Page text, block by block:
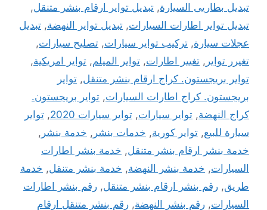
تبديل بطاريى السيارة, تبديل تواير ارقام بنشر متنقل,
تبديل تواير اطارات السيارات, تبديل تواير النهضة, تبديل
عجلات سيارة, تركيب تواير سيارات, تصليح سيارات,
تغيرر تواير , تغيير اطارات, تواير الميلم, تواير امريكية,
تواير بريجستون. كراج ارقام بنشر متنقل, تواير
بريجستون. كراج اطارات السيارات, تواير بريجستون.
كراج النهضة, تواير سيارات, تواير سيارات 2020 , تواير
سيارة للبيع, تواير كورية, خدمات بنشر , خدمة بنشر ,
خدمة بنشر ارقام بنشر متنقل, خدمة بنشر اطارات
السيارات, خدمة بنشر النهضة, خدمة بنشر متنقل, خدمة
طريق, رقم بنشر ارقام بنشر متنقل, رقم بنشر اطارات
السيارات, رقم بنشر النهضة, رقم بنشر متنقل ارقام